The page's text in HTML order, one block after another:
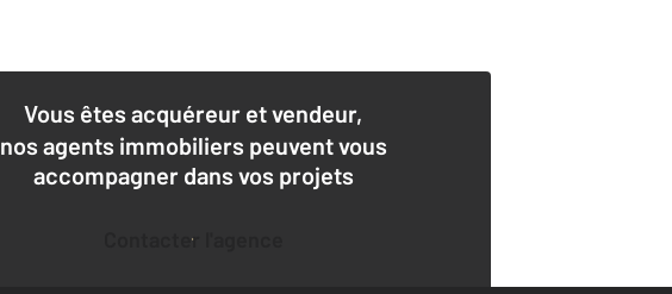
Vous êtes acquéreur et vendeur,
nos agents immobiliers peuvent vous
accompagner dans vos projets
Contacter l'agence